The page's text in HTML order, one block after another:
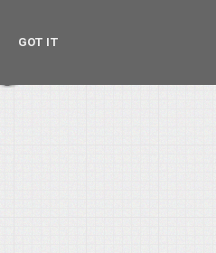
GOT IT